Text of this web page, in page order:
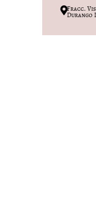
Fracc.
Durango